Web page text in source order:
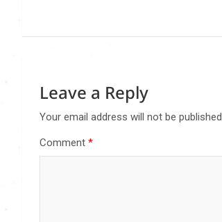
Leave a Reply
Your email address will not be published.
Comment *